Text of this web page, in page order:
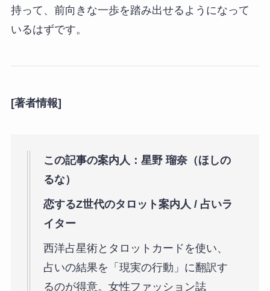
持って、前向きな一歩を踏み出せるようになって
いるはずです。
[著者情報]
この記事の案内人：星野 瑠奈（ほしの
るな）
恋するZ世代のタロット案内人 / 占いラ
イター
西洋占星術とタロットカードを使い、
占いの結果を「現実の行動」に翻訳す
るのが得意。女性ファッション誌